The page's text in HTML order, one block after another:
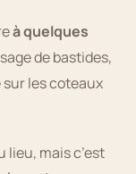
à quelques
de bastides,
les coteaux
lieu, mais c’est